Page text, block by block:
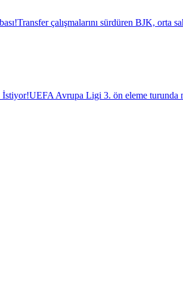
Transfer çalışmalarını sürdüren BJK, orta
İstiyor!UEFA Avrupa Ligi 3. ön eleme turunda